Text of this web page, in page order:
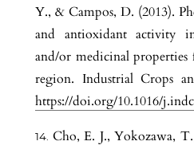
Y., & Campos, D. (2013).
and antioxidant activity
and/or medicinal
region. Industrial Crops
https://doi.org/10.1016/
Cho, E. J., Yokozawa,